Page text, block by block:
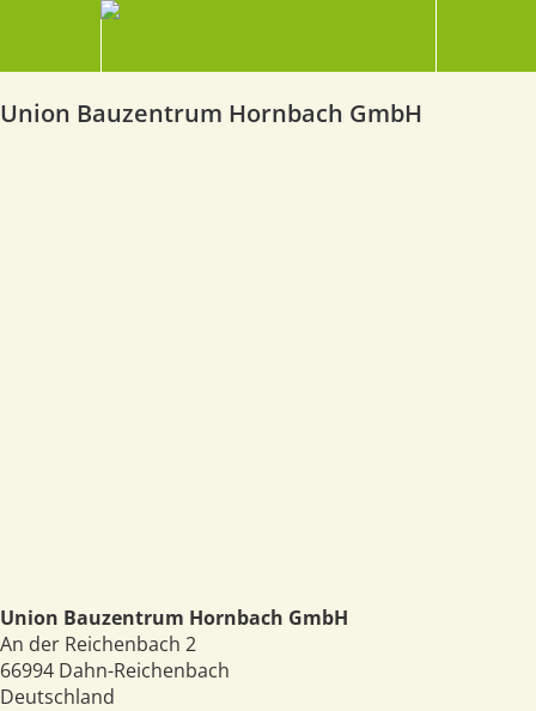
Union Bauzentrum Hornbach GmbH
Union Bauzentrum Hornbach GmbH
An der Reichenbach 2
66994 Dahn-Reichenbach
Deutschland